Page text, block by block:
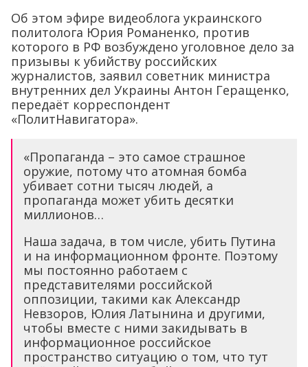
Об этом эфире видеоблога украинского
политолога Юрия Романенко, против
которого в РФ возбуждено уголовное дело за
призывы к убийству российских
журналистов, заявил советник министра
внутренних дел Украины Антон Геращенко,
передаёт корреспондент
«ПолитНавигатора».
«Пропаганда – это самое страшное
оружие, потому что атомная бомба
убивает сотни тысяч людей, а
пропаганда может убить десятки
миллионов…
Наша задача, в том числе, убить Путина
и на информационном фронте. Поэтому
мы постоянно работаем с
представителями российской
оппозиции, такими как Александр
Невзоров, Юлия Латынина и другими,
чтобы вместе с ними закидывать в
информационное российское
пространство ситуацию о том, что тут